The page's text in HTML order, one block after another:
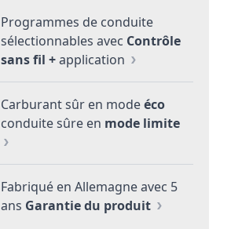
Programmes de conduite
sélectionnables avec Contrôle
sans fil +application
Carburant sûr en modeéco
conduite sûre en mode limite
Fabriqué en Allemagne avec 5
ans Garantie du produit